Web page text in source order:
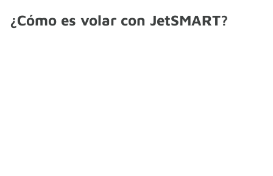
¿Cómo es volar con JetSMART?